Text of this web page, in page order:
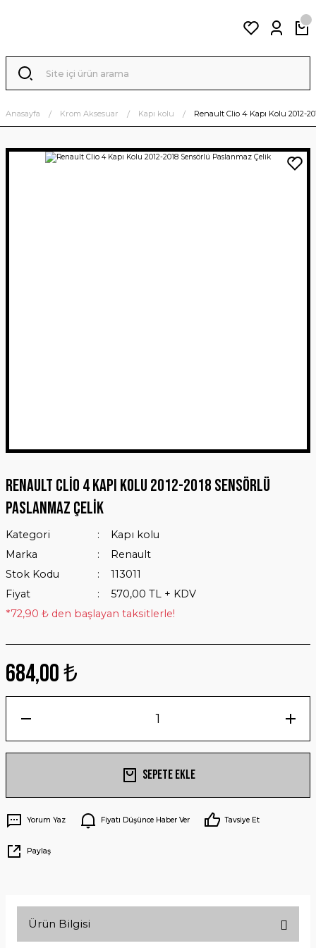
Anasayfa Krom Aksesuar Kapı kolu Renault Clio 4 Kapı Kolu 2012-
Renault Clio 4 Kapı Kolu 2012-2018 Sensörlü
Paslanmaz Çelik
Kategori
Kapı kolu
Marka
Renault
Stok Kodu
113011
Fiyat
570,00 TL + KDV
*72,90 ₺ den başlayan taksitlerle!
684,00 ₺
Sepete Ekle
Yorum Yaz Fiyatı Düşünce Haber Ver Tavsiye Et
Paylaş
Ürün Bilgisi